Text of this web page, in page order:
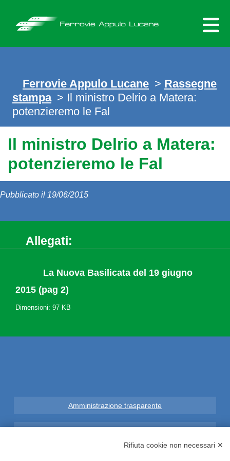
content
Ferrovie Appulo Lucane > Rassegne
stampa > Il ministro Delrio a Matera:
potenzieremo le Fal
Il ministro Delrio a Matera:
potenzieremo le Fal
Pubblicato il 19/06/2015
Allegati:
La Nuova Basilicata del 19 giugno
2015 (pag 2)
Dimensioni: 97 KB
Amministrazione trasparente
Rifiuta cookie non necessari ✕